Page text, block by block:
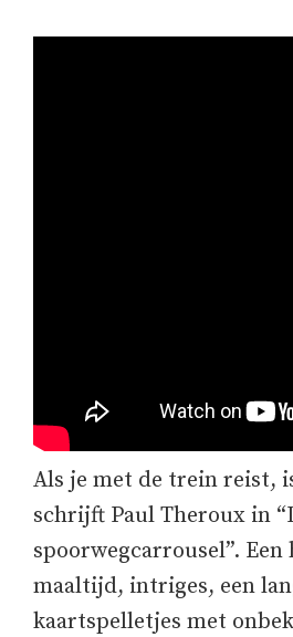
Als je met de trein reist,
schrijft Paul Theroux in
spoorwegcarrousel”.
maaltijd, intriges, een
kaartspelletjes met